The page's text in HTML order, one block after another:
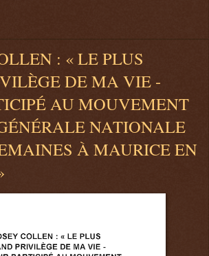
: « LE PLUS
DE MA VIE -
AU MOUVEMENT
NATIONALE
À MAURICE EN